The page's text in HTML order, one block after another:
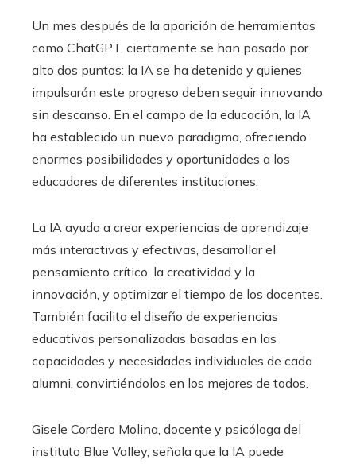
Un mes después de la aparición de herramientas
como ChatGPT, ciertamente se han pasado por
alto dos puntos: la IA se ha detenido y quienes
impulsarán este progreso deben seguir innovando
sin descanso. En el campo de la educación, la IA
ha establecido un nuevo paradigma, ofreciendo
enormes posibilidades y oportunidades a los
educadores de diferentes instituciones.
La IA ayuda a crear experiencias de aprendizaje
más interactivas y efectivas, desarrollar el
pensamiento crítico, la creatividad y la
innovación, y optimizar el tiempo de los docentes.
También facilita el diseño de experiencias
educativas personalizadas basadas en las
capacidades y necesidades individuales de cada
alumni, convirtiéndolos en los mejores de todos.
Gisele Cordero Molina, docente y psicóloga del
instituto Blue Valley, señala que la IA puede